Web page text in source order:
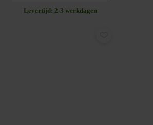
Levertijd: 2-3 werkdagen